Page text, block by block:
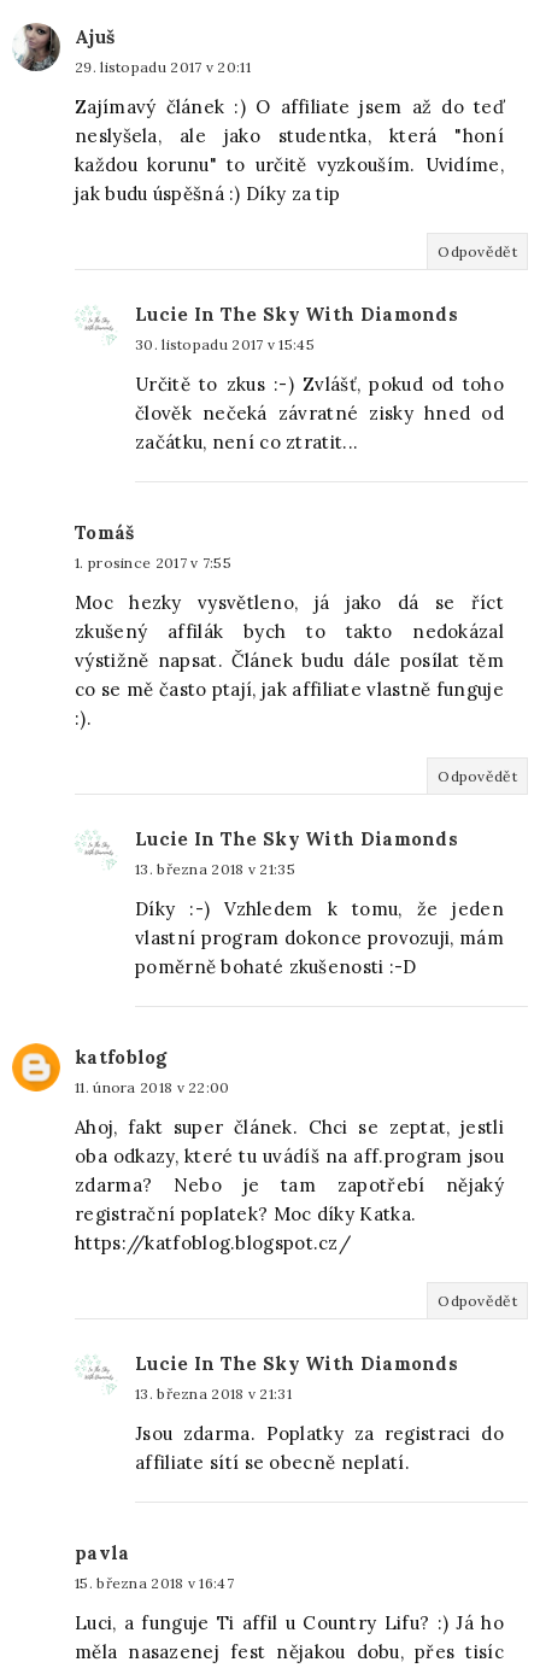
Ajuš
29. listopadu 2017 v 20:11
Zajímavý článek :) O affiliate jsem až do teď
neslyšela, ale jako studentka, která "honí
každou korunu" to určitě vyzkouším. Uvidíme,
jak budu úspěšná :) Díky za tip
Odpovědět
Lucie In The Sky With Diamonds
30. listopadu 2017 v 15:45
Určitě to zkus :-) Zvlášť, pokud od toho
člověk nečeká závratné zisky hned od
začátku, není co ztratit...
Tomáš
1. prosince 2017 v 7:55
Moc hezky vysvětleno, já jako dá se říct
zkušený affilák bych to takto nedokázal
výstižně napsat. Článek budu dále posílat těm
co se mě často ptají, jak affiliate vlastně funguje
:).
Odpovědět
Lucie In The Sky With Diamonds
13. března 2018 v 21:35
Díky :-) Vzhledem k tomu, že jeden
vlastní program dokonce provozuji, mám
poměrně bohaté zkušenosti :-D
katfoblog
11. února 2018 v 22:00
Ahoj, fakt super článek. Chci se zeptat, jestli
oba odkazy, které tu uvádíš na aff.program jsou
zdarma? Nebo je tam zapotřebí nějaký
registrační poplatek? Moc díky Katka.
https://katfoblog.blogspot.cz/
Odpovědět
Lucie In The Sky With Diamonds
13. března 2018 v 21:31
Jsou zdarma. Poplatky za registraci do
affiliate sítí se obecně neplatí.
pavla
15. března 2018 v 16:47
Luci, a funguje Ti affil u Country Lifu? :) Já ho
měla nasazenej fest nějakou dobu, přes tisíc